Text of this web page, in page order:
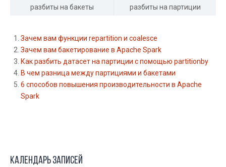
разбиты на бакеты
разбиты на партиции
Зачем вам функции repartition и coalesce
Зачем вам бакетирование в Apache Spark
Как разбить датасет на партиции с помощью partitionby
В чем разница между партициями и бакетами
6 способов повышения производительности в Apache
Spark
Календарь записей